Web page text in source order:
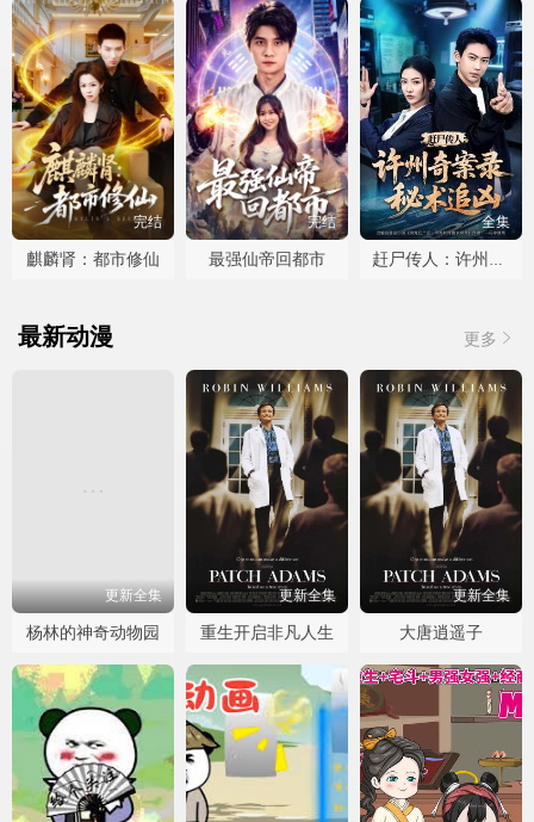
完结
麒麟肾：都市修仙
完结
最强仙帝回都市
全集
更多
最新动漫
更新全集
杨林的神奇动物园
更新全集
重生开启非凡人生
更新全集
大唐逍遥子